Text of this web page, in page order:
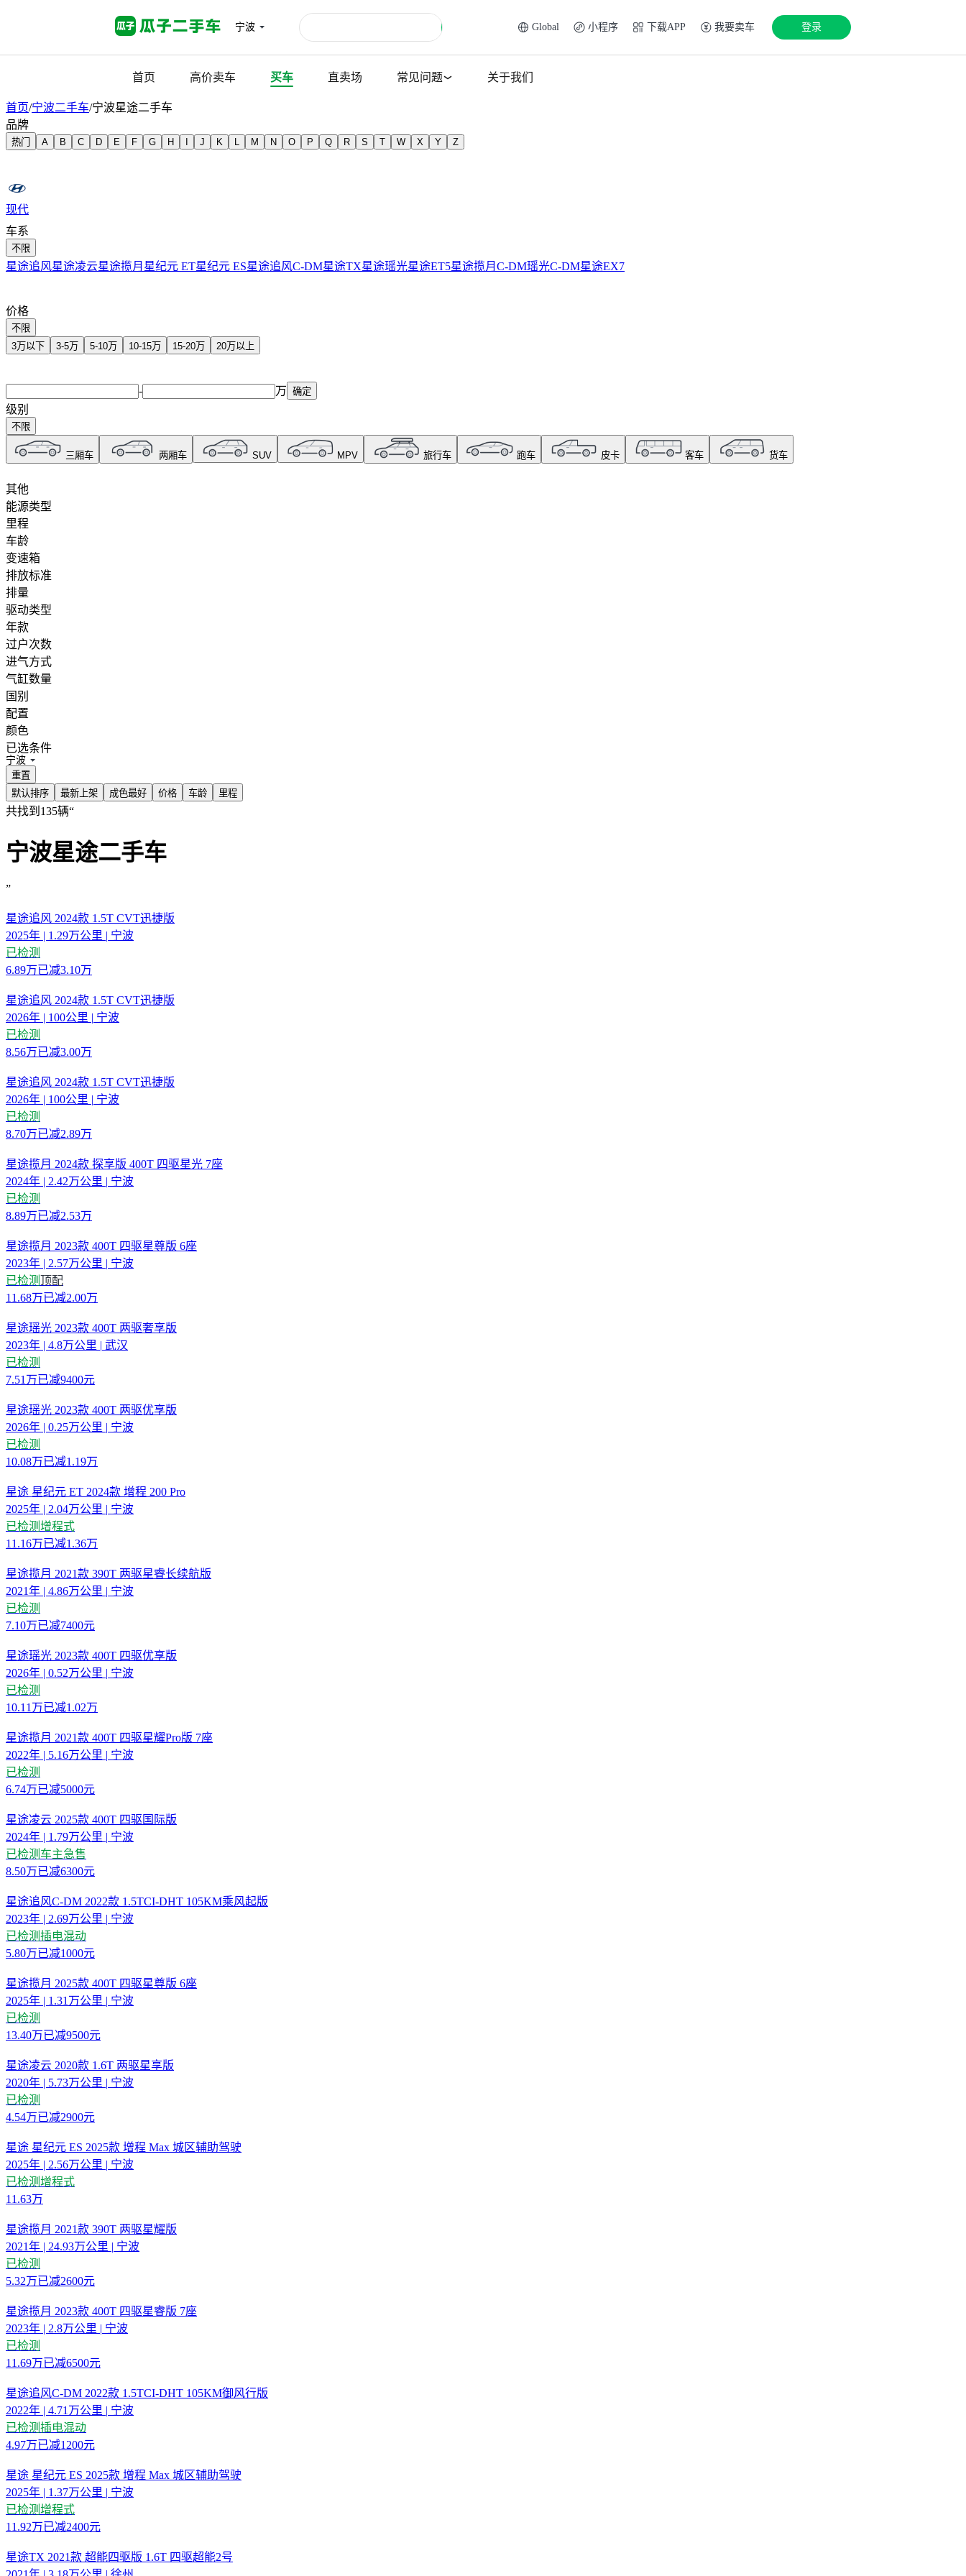
宁波 Global 小程序 下载APP 我要卖车 登录
首页 高价卖车 买车 直卖场 常见问题 关于我们
首页/宁波二手车/宁波星途二手车
品牌
热门 A B C D E F G H J K L M N O P Q R S T W X Y Z
现代
雪佛兰
雪铁龙
星途
小虎
西雅特
新龙马汽车
新吉奥
新凯
新特汽车
车系
不限
星途追风星途凌云星途揽月 星纪元 ET星纪元 ES星途追风C-DM星途TX星途瑶光星途ET5星途揽月C-DM瑶光C-DM星途EX7
价格
不限
3万以下
3-5万 5-10万 10-15万 15-20万 20万以上
- 万 确定
级别
不限
三厢车 两厢车 SUV MPV 旅行车 跑车 皮卡 客车 货车
其他
能源类型
里程
车龄
变速箱
排放标准
排量
驱动类型
年款
过户次数
进气方式
气缸数量
国别
配置
颜色
已选条件
宁波
重置
默认排序
最新上架 成色最好 价格 车龄 里程
共找到135辆“
宁波星途二手车
”
星途追风 2024款 1.5T CVT迅捷版
2025年 | 1.29万公里 | 宁波
已检测
6.89万已减3.10万
星途追风 2024款 1.5T CVT迅捷版
2026年 | 100公里 | 宁波
已检测
8.56万已减3.00万
星途追风 2024款 1.5T CVT迅捷版
2026年 | 100公里 | 宁波
已检测
8.70万已减2.89万
星途揽月 2024款 探享版 400T 四驱星光 7座
2024年 | 2.42万公里 | 宁波
已检测
8.89万已减2.53万
星途揽月 2023款 400T 四驱星尊版 6座
2023年 | 2.57万公里 | 宁波
已检测 顶配
11.68万已减2.00万
星途瑶光 2023款 400T 两驱奢享版
2023年 | 4.8万公里 | 武汉
已检测
7.51 万已减9400元
星途瑶光 2023款 400T 两驱优享版
2026年 | 0.25万公里 | 宁波
已检测
10.08万已减1.19万
星途 星纪元 ET 2024款 增程 200 Pro
2025年 | 2.04万公里 | 宁波
已检测增程式
11.16万已减1.36万
星途揽月 2021款 390T 两驱星睿长续航版
2021年 | 4.86万公里 | 宁波
已检测
7.10万已减7400元
星途瑶光 2023款 400T 四驱优享版
2026年 | 0.52万公里 | 宁波
已检测
10.11 万已减1.02万
星途揽月 2021款 400T 四驱星耀Pro版 7座
2022年 | 5.16万公里 | 宁波
已检测
6.74万已减5000元
星途凌云 2025款 400T 四驱国际版
2024年 | 1.79万公里 | 宁波
已检测 车主急售
8.50万已减6300元
星途追风C-DM 2022款 1.5TCI-DHT 105KM乘风起版
2023年 | 2.69万公里 | 宁波
已检测插电混动
5.80万已减1000元
星途揽月 2025款 400T 四驱星尊版 6座
2025年 | 1.31万公里 | 宁波
已检测
13.40万已减9500元
星途凌云 2020款 1.6T 两驱星享版
2020年 | 5.73万公里 | 宁波
已检测
4.54万已减2900元
星途 星纪元 ES 2025款 增程 Max 城区辅助驾驶
2025年 | 2.56万公里 | 宁波
已检测增程式
11.63万
星途揽月 2021款 390T 两驱星耀版
2021年 | 24.93万公里 | 宁波
已检测
5.32万已减2600元
星途揽月 2023款 400T 四驱星睿版 7座
2023年 | 2.8万公里 | 宁波
已检测
11.69万已减6500元
星途追风C-DM 2022款 1.5TCI-DHT 105KM御风行版
2022年 | 4.71万公里 | 宁波
已检测插电混动
4.97万已减1200元
星途 星纪元 ES 2025款 增程 Max 城区辅助驾驶
2025年 | 1.37万公里 | 宁波
已检测增程式
11.92万已减2400元
星途TX 2021款 超能四驱版 1.6T 四驱超能2号